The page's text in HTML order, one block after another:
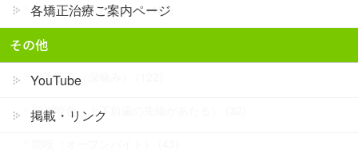
交叉咬合（すれ違い） (127)
すきっ歯（空隙歯列） (54)
過蓋咬合（深噛み） (122)
切端咬合（上下前歯の先端があたる） (32)
各矯正治療ご案内ページ
その他
YouTube
掲載・リンク